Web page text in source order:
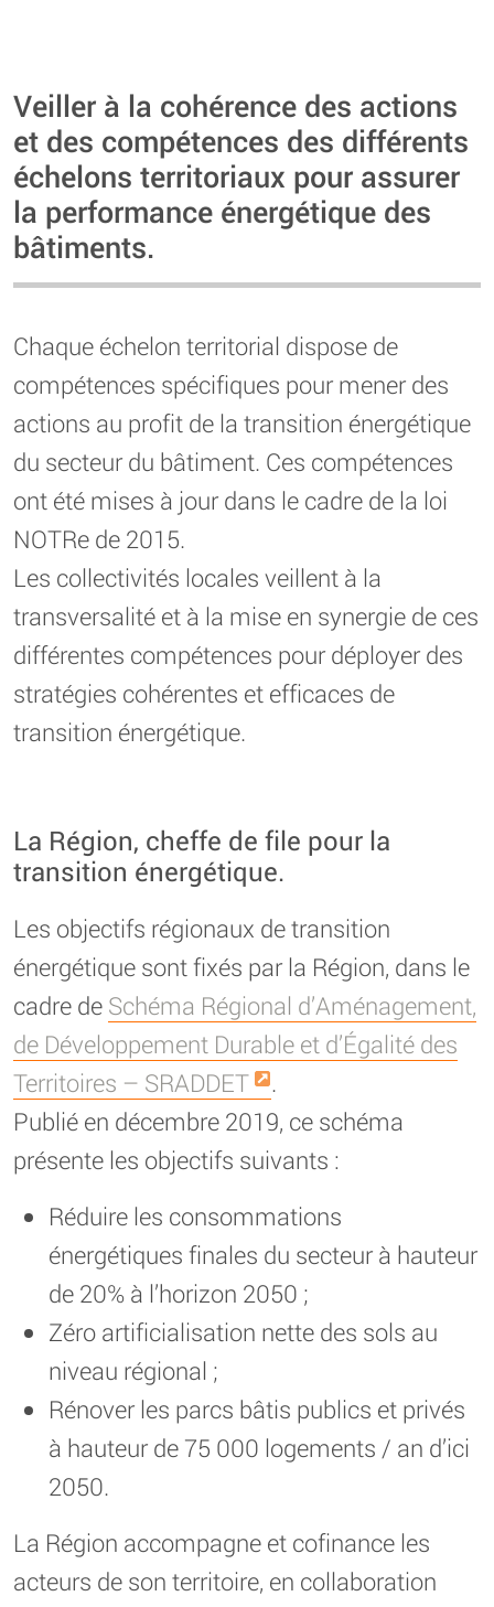
Veiller à la cohérence des actions
et des compétences des différents
échelons territoriaux pour assurer
la performance énergétique des
bâtiments.
Chaque échelon territorial dispose de
compétences spécifiques pour mener des
actions au profit de la transition énergétique
du secteur du bâtiment. Ces compétences
ont été mises à jour dans le cadre de la loi
NOTRe de 2015.
Les collectivités locales veillent à la
transversalité et à la mise en synergie de ces
différentes compétences pour déployer des
stratégies cohérentes et efficaces de
transition énergétique.
La Région, cheffe de file pour la
transition énergétique.
Les objectifs régionaux de transition
énergétique sont fixés par la Région, dans le
cadre de Schéma Régional d’Aménagement,
de Développement Durable et d’Égalité des
Territoires – SRADDET
.
Publié en décembre 2019, ce schéma
présente les objectifs suivants :
Réduire les consommations
énergétiques finales du secteur à hauteur
de 20% à l’horizon 2050 ;
Zéro artificialisation nette des sols au
niveau régional ;
Rénover les parcs bâtis publics et privés
à hauteur de 75 000 logements / an d’ici
2050.
La Région accompagne et cofinance les
acteurs de son territoire, en collaboration